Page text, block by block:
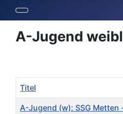
A-Jugend
Titel
A-Jugend (w): SSG Metten